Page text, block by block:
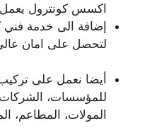
اكسس كونترول
إضافة الى خدمة فني
لتحصل على امان
أيضا نعمل على
للمؤسسات، الشركات
المولات، المطاعم،